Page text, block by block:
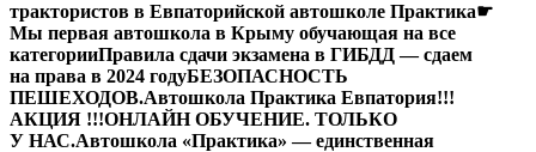
трактористов в Евпаторийской автошколе Практика☛
Мы первая автошкола в Крыму обучающая на все
категорииПравила сдачи экзамена в ГИБДД — сдаем
на права в 2024 годуБЕЗОПАСНОСТЬ
ПЕШЕХОДОВ.Автошкола Практика Евпатория!!!
АКЦИЯ !!!ОНЛАЙН ОБУЧЕНИЕ. ТОЛЬКО
У НАС.Автошкола «Практика» — единственная